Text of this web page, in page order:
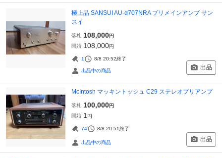
極上品 SANSUI AU-α707NRA プリメインアンプ サン
スイ
落札 108,000円
開始 108,000円
1 8/8 20:52終了
出品中の商品 出品
McIntosh マッキントッシュ C29 ステレオプリアンプ
落札 100,000円
開始 1 円
74 8/8 20:51終了
出品中の商品 出品